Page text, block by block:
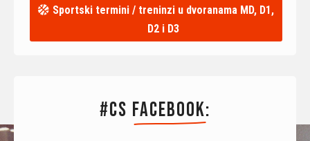
Sportski termini / treninzi u dvoranama MD, D1,
D2 i D3
#CS Facebook: